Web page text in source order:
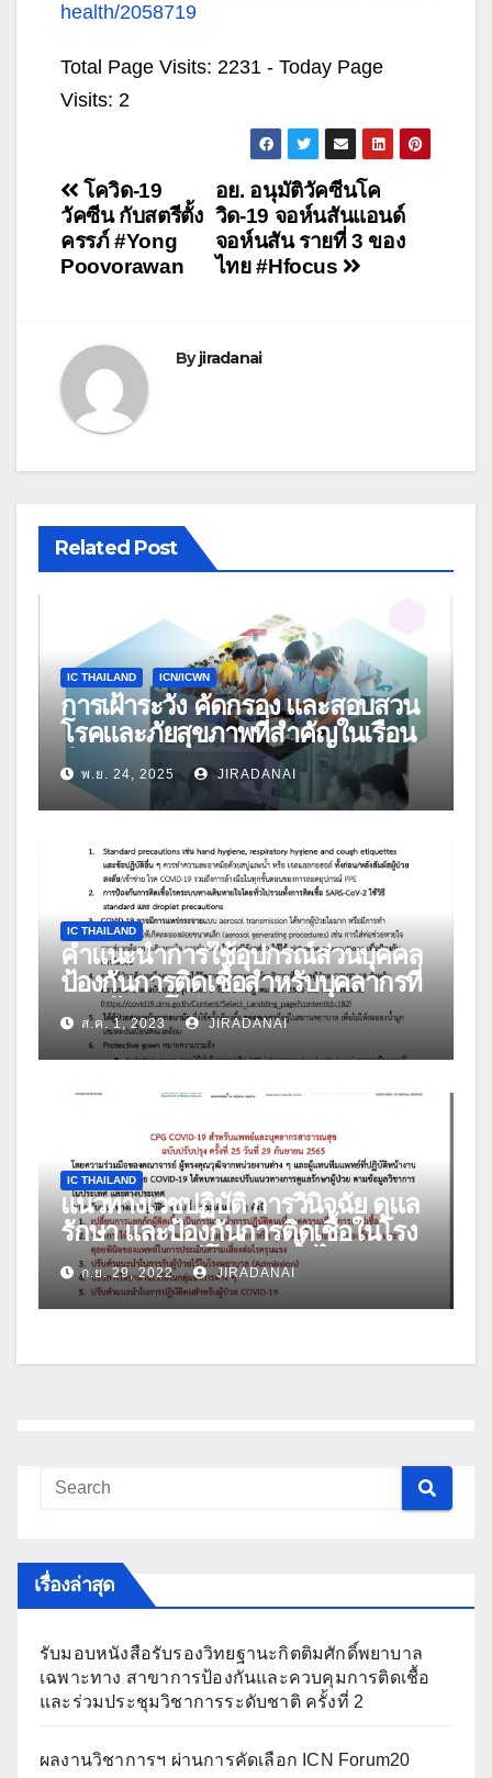
health/2058719
Total Page Visits: 2231 - Today Page
Visits: 2
แนะแนว
เรื่อง
อย. อนุมัติวัคซีนโค
วิด-19 จอห์นสันแอนด์
จอห์นสัน รายที่ 3 ของ
ไทย #Hfocus
โควิด-19
วัคซีน กับสตรีตั้ง
ครรภ์ #Yong
Poovorawan
Byjiradanai
Related Post
IC THAILAND ICN/ICWN
การเฝ้าระวัง คัดกรอง และสอบสวน
โรคและภัยสุขภาพที่สำคัญในเรือน
จำ พ.ย. 24, 2025 JIRADANAI
IC THAILAND
คำแนะนำการใช้อุปกรณ์ส่วนบุคคล
ป้องกันการติดเชื้อสำหรับบุคลากรที่
ดูแลผู้ป่วยโควิด-19 ฉบับปรับปรุง วัน
ที่ 27 กรกฎาคม 2566
ส.ค. 1, 2023 JIRADANAI
IC THAILAND
แนวทางเวชปฏิบัติ การวินิจฉัย ดูแล
รักษา และป้องกันการติดเชื้อในโรง
พยาบาล กรณีโรคติดเชื้อไวรัส
โคโรนา 2019 (COVID-19) สำหรับ
แพทย์และบุคลากรสาธารณสุข ฉบับ
2565
ก.ย. 29, 2022 JIRADANAI
เรื่องล่าสุด
รับมอบหนังสือรับรองวิทยฐานะกิตติมศักดิ์พยาบาล
เฉพาะทาง สาขาการป้องกันและควบคุมการติดเชื้อ
และร่วมประชุมวิชาการระดับชาติ ครั้งที่ 2
ผลงานวิชาการฯ ผ่านการคัดเลือก ICN Forum20